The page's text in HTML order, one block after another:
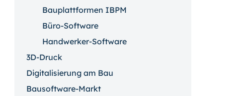
Bauplattformen IBPM
Büro-Software
Handwerker-Software
3D-Druck
Digitalisierung am Bau
Bausoftware-Markt